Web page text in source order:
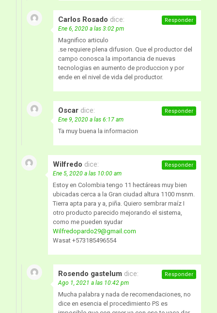
Carlos Rosado dice:
Ene 6, 2020 a las 3:02 pm
Magnifico articulo
.se requiere plena difusion. Que el productor del
campo conosca la importancia de nuevas
tecnologias en aumento de produccion y por
ende en el nivel de vida del productor.
Responder
Oscar dice:
Ene 9, 2020 a las 6:17 am
Ta muy buena la informacion
Responder
Wilfredo dice:
Ene 5, 2020 a las 10:00 am
Estoy en Colombia tengo 11 hectáreas muy bien
ubicadas cerca a la Gran ciudad altura 1100 msnm.
Tierra apta para y a, piña. Quiero sembrar maíz I
otro producto parecido mejorando el sistema,
como me pueden syudar
Wilfredopardo29@gmail.com
Wasat +573185496554
Responder
Rosendo gastelum dice:
Ago 1, 2021 a las 10:42 pm
Mucha palabra y nada de recomendaciones, no
dice en esencia el procedimiento PS es
Responder